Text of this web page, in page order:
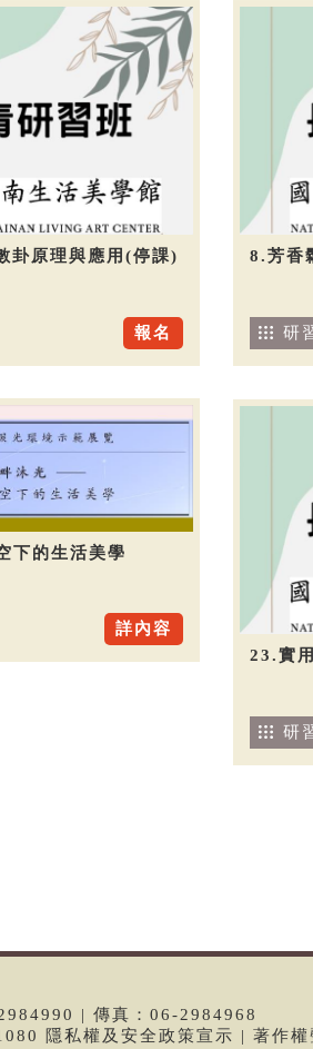
卦原理與應用(停課)
報名
8.芳香
研
下的生活美學
詳內容
23.實
研
| 傳真：06-2984968
隱私權及安全政策宣示 | 著作權